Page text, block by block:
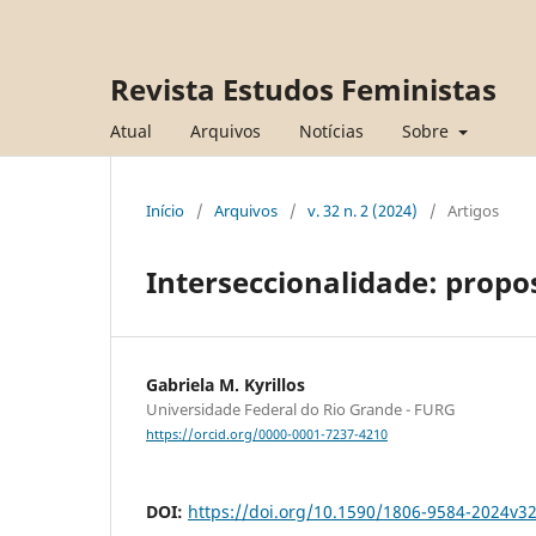
Revista Estudos Feministas
Atual Arquivos Notícias Sobre
Início / Arquivos / v. 32 n. 2 (2024) / Artigos
Interseccionalidade:
Gabriela M. Kyrillos
Universidade Federal do Rio Grande - FURG
https://orcid.org/0000-0001-7237-4210
DOI: https://doi.org/10.1590/1806-9584-